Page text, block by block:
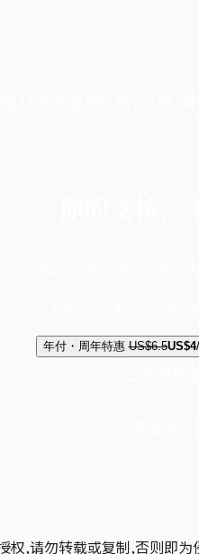
年付・周年特惠 US$6.5US$4
,请勿转载或复制,否则即为